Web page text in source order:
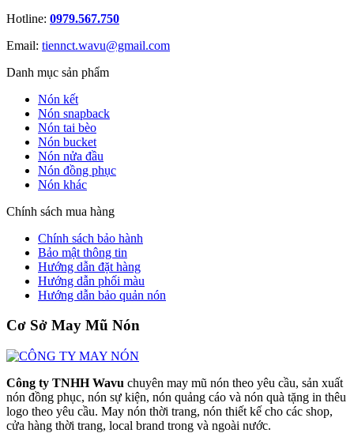
Hotline: 0979.567.750
Email: tiennct.wavu@gmail.com
Danh mục sản phẩm
Nón kết
Nón snapback
Nón tai bèo
Nón bucket
Nón nửa đầu
Nón đồng phục
Nón khác
Chính sách mua hàng
Chính sách bảo hành
Bảo mật thông tin
Hướng dẫn đặt hàng
Hướng dẫn phối màu
Hướng dẫn bảo quản nón
Cơ Sở May Mũ Nón
Công ty TNHH Wavu chuyên may mũ nón theo yêu cầu, sản xuất
nón đồng phục, nón sự kiện, nón quảng cáo và nón quà tặng in thêu
logo theo yêu cầu. May nón thời trang, nón thiết kế cho các shop,
cửa hàng thời trang, local brand trong và ngoài nước.